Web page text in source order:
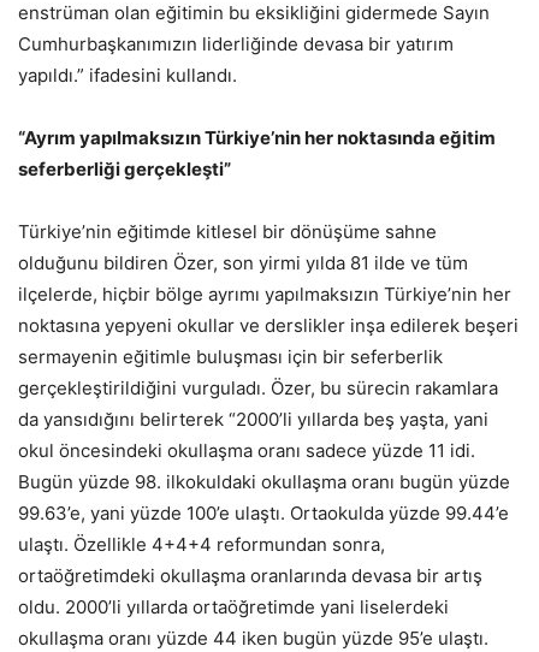
enstrüman olan eğitimin bu eksikliğini gidermede Sayın
Cumhurbaşkanımızın liderliğinde devasa bir yatırım
yapıldı.” ifadesini kullandı.
“Ayrım yapılmaksızın Türkiye’nin her noktasında eğitim
seferberliği gerçekleşti”
Türkiye’nin eğitimde kitlesel bir dönüşüme sahne
olduğunu bildiren Özer, son yirmi yılda 81 ilde ve tüm
ilçelerde, hiçbir bölge ayrımı yapılmaksızın Türkiye’nin her
noktasına yepyeni okullar ve derslikler inşa edilerek beşeri
sermayenin eğitimle buluşması için bir seferberlik
gerçekleştirildiğini vurguladı. Özer, bu sürecin rakamlara
da yansıdığını belirterek “2000’li yıllarda beş yaşta, yani
okul öncesindeki okullaşma oranı sadece yüzde 11 idi.
Bugün yüzde 98. ilkokuldaki okullaşma oranı bugün yüzde
99.63’e, yani yüzde 100’e ulaştı. Ortaokulda yüzde 99.44’e
ulaştı. Özellikle 4+4+4 reformundan sonra,
ortaöğretimdeki okullaşma oranlarında devasa bir artış
oldu. 2000’li yıllarda ortaöğretimde yani liselerdeki
okullaşma oranı yüzde 44 iken bugün yüzde 95’e ulaştı.